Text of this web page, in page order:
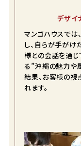
デザイ
マンゴハウスでは
し、自らが手がけ
様との会話を通じ
る”沖縄の魅力や
結果、お客様の
れます。